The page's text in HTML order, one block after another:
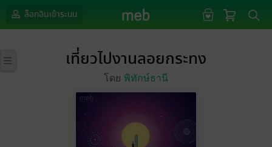
ล็อกอินเข้าระบบ
เที่ยวไปงานลอยกระทง
โดย พิทักษ์ธานี